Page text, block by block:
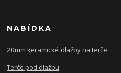
NABÍDKA
20mm keramické dlažby na terče
Terče pod dlažbu